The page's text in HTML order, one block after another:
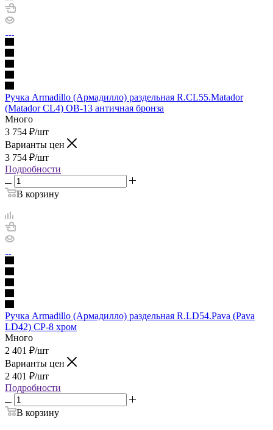
Ручка Armadillo (Армадилло) раздельная R.CL55.Matador
(Matador CL4) OB-13 античная бронза
Много
3 754 ₽/шт
Варианты цен
3 754 ₽/шт
Подробности
В корзину
Ручка Armadillo (Армадилло) раздельная R.LD54.Pava (Pava
LD42) CP-8 хром
Много
2 401 ₽/шт
Варианты цен
2 401 ₽/шт
Подробности
В корзину